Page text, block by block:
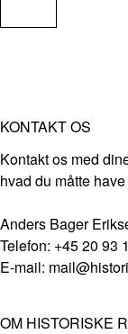
KONTAKT OS
Kontakt os med
hvad du måtte
Anders Bager
Telefon: +45 20 93
E-mail:
OM HISTORISKE